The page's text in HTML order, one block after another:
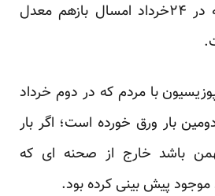
کارنامه قابل قبول که در ۲۴خرداد امسال بازهم معدل
با مردم که در دوم خرداد
دومین بار ورق خورده است؛ اگر بار
باشد خارج از صحنه ای که
موجود پیش بینی کرده بود.